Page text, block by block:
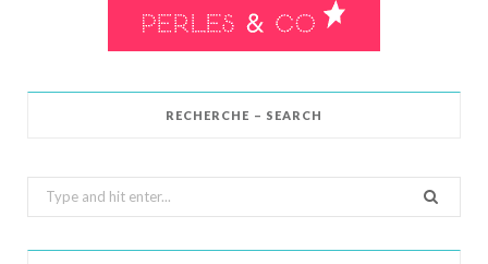
RECHERCHE – SEARCH
Search
for: